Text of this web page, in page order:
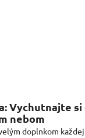
Vychutnajte si
nebom
doplnkom